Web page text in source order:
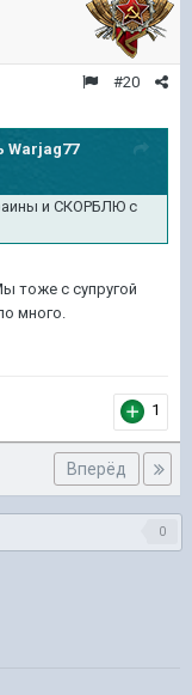
#20
Warjag77
и СКОРБЛЮ с
тоже с супругой
много.
1
Вперёд
0